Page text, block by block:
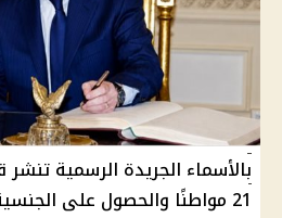
بالأسماء الجريدة الرسمية تنشر
21 مواطنًا والحصول على الجنسية الأجنبية